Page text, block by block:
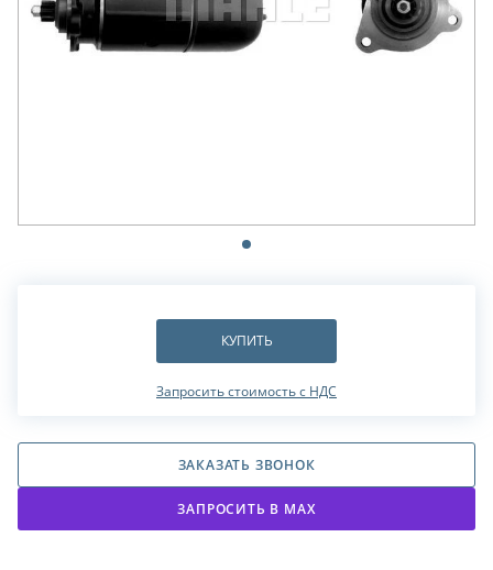
КУПИТЬ
Запросить стоимость с НДС
ЗАКАЗАТЬ ЗВОНОК
ЗАПРОСИТЬ В МАХ